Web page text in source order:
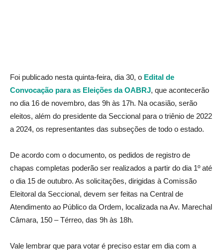
Foi publicado nesta quinta-feira, dia 30, o Edital de
Convocação para as Eleições da OABRJ, que acontecerão
no dia 16 de novembro, das 9h às 17h. Na ocasião, serão
eleitos, além do presidente da Seccional para o triênio de 2022
a 2024, os representantes das subseções de todo o estado.
De acordo com o documento, os pedidos de registro de
chapas completas poderão ser realizados a partir do dia 1º até
o dia 15 de outubro. As solicitações, dirigidas à Comissão
Eleitoral da Seccional, devem ser feitas na Central de
Atendimento ao Público da Ordem, localizada na Av. Marechal
Câmara, 150 – Térreo, das 9h às 18h.
Vale lembrar que para votar é preciso estar em dia com a